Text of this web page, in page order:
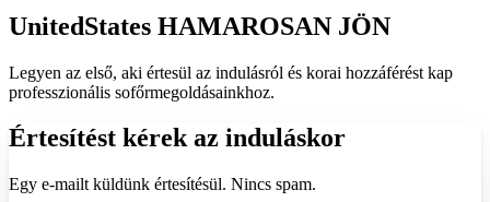
UnitedStates HAMAROSAN JÖN
Legyen az első, aki értesül az indulásról és korai hozzáférést kap
professzionális sofőrmegoldásainkhoz.
Értesítést kérek az induláskor
Egy e-mailt küldünk értesítésül. Nincs spam.